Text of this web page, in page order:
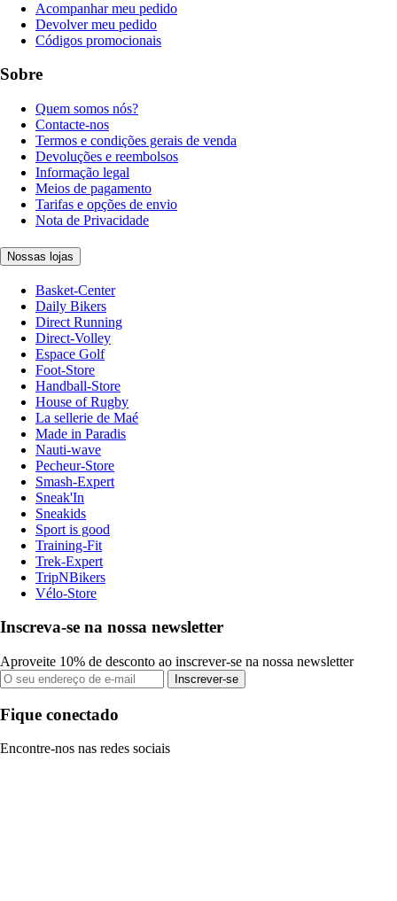
Acompanhar meu pedido
Devolver meu pedido
Códigos promocionais
Sobre
Quem somos nós?
Contacte-nos
Termos e condições gerais de venda
Devoluções e reembolsos
Informação legal
Meios de pagamento
Tarifas e opções de envio
Nota de Privacidade
Nossas lojas
Basket-Center
Daily Bikers
Direct Running
Direct-Volley
Espace Golf
Foot-Store
Handball-Store
House of Rugby
La sellerie de Maé
Made in Paradis
Nauti-wave
Pecheur-Store
Smash-Expert
Sneak'In
Sneakids
Sport is good
Training-Fit
Trek-Expert
TripNBikers
Vélo-Store
Inscreva-se na nossa newsletter
Aproveite 10% de desconto ao inscrever-se na nossa newsletter
Inscrever-se
Fique conectado
Encontre-nos nas redes sociais